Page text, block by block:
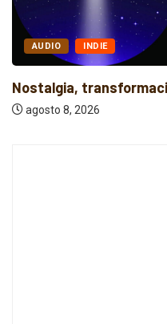
AUDIO INDIE
Nostalgia,
agosto 8, 2026